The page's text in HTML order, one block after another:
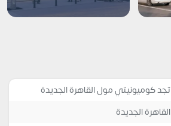
تجد كوميونيتي مول القاهرة الجديدة
القاهرة الجديدة